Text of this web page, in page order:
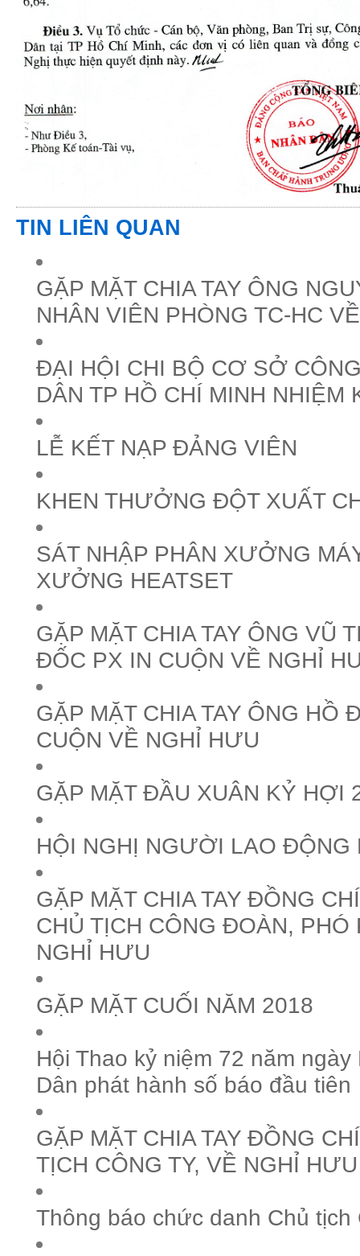
TIN LIÊN QUAN
GẶP MẶT CHIA TAY ÔNG
NHÂN VIÊN PHÒNG TC-HC
ĐẠI HỘI CHI BỘ CƠ SỞ
DÂN TP HỒ CHÍ MINH NHIỆM
LỄ KẾT NẠP ĐẢNG VIÊN
KHEN THƯỞNG ĐỘT XUẤT
SÁT NHẬP PHÂN XƯỞNG
XƯỞNG HEATSET
GẶP MẶT CHIA TAY ÔNG VŨ
ĐỐC PX IN CUỘN VỀ NGHỈ
GẶP MẶT CHIA TAY ÔNG HỒ
CUỘN VỀ NGHỈ HƯU
GẶP MẶT ĐẦU XUÂN KỶ HỢI
HỘI NGHỊ NGƯỜI LAO ĐỘNG
GẶP MẶT CHIA TAY ĐỒNG
CHỦ TỊCH CÔNG ĐOÀN, PHÓ
NGHỈ HƯU
GẶP MẶT CUỐI NĂM 2018
Hội Thao kỷ niệm 72 năm
Dân phát hành số báo đầu tiên
GẶP MẶT CHIA TAY ĐỒNG
TỊCH CÔNG TY, VỀ NGHỈ HƯU
Thông báo chức danh Chủ